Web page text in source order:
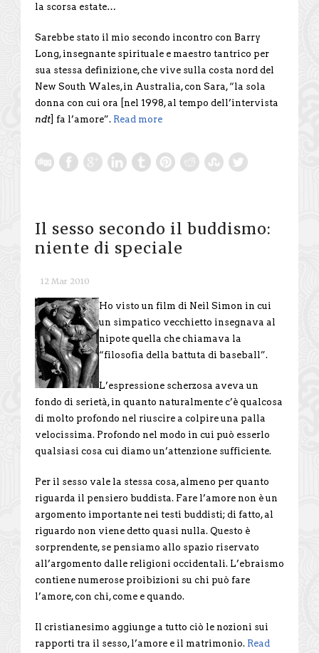
la scorsa estate…
Sarebbe stato il mio secondo incontro con Barry
Long, insegnante spirituale e maestro tantrico per
sua stessa definizione, che vive sulla costa nord del
New South Wales,in Australia, con Sara, “la sola
donna con cui ora [nel 1998, al tempo dell’intervista
ndt ] fa l’amore”. Read more
Il sesso secondo il buddismo:
niente di speciale
12 Mar 2010
Ho visto un film di Neil Simon in cui
un simpatico vecchietto insegnava al
nipote quella che chiamava la
“filosofia della battuta di baseball”.
L’espressione scherzosa aveva un
fondo di serietà, in quanto naturalmente c’è qualcosa
di molto profondo nel riuscire a colpire una palla
velocissima. Profondo nel modo in cui può esserlo
qualsiasi cosa cui diamo un’attenzione sufficiente.
Per il sesso vale la stessa cosa, almeno per quanto
riguarda il pensiero buddista. Fare l’amore non è un
argomento importante nei testi buddisti; di fatto, al
riguardo non viene detto quasi nulla. Questo è
sorprendente, se pensiamo allo spazio riservato
all’argomento dalle religioni occidentali. L’ebraismo
contiene numerose proibizioni su chi può fare
l’amore, con chi, come e quando.
Il cristianesimo aggiunge a tutto ciò le nozioni sui
rapporti tra il sesso, l’amore e il matrimonio. Read